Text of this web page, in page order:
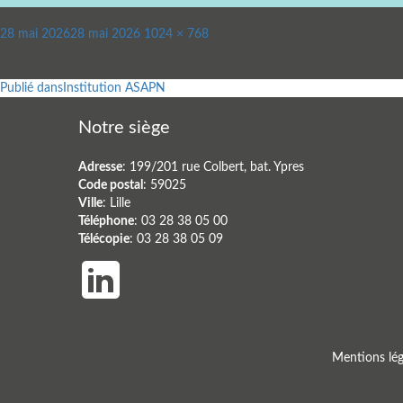
Publié
28 mai 202628 mai 2026 Taille
1024 × 768
Navigation
Publié dans Institution ASAPN
Notre siège
Adresse: 199/201 rue Colbert, bat. Ypres
Code postal : 59025
Ville: Lille
Téléphone: 03 28 38 05 00
Télécopie: 03 28 38 05 09
Mentions